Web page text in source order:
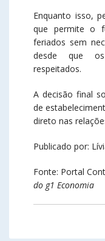
Enquanto isso,
que permite o
feriados sem
desde que
respeitados.
A decisão final
de
direto nas
Publicado por:
Fonte: Portal
do g1 Economia